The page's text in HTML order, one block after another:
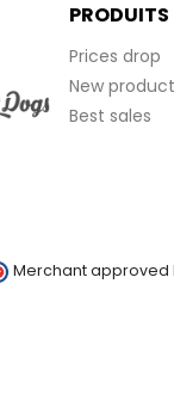
PRODUITS
Prices drop
New
Best sales
Merchant approved